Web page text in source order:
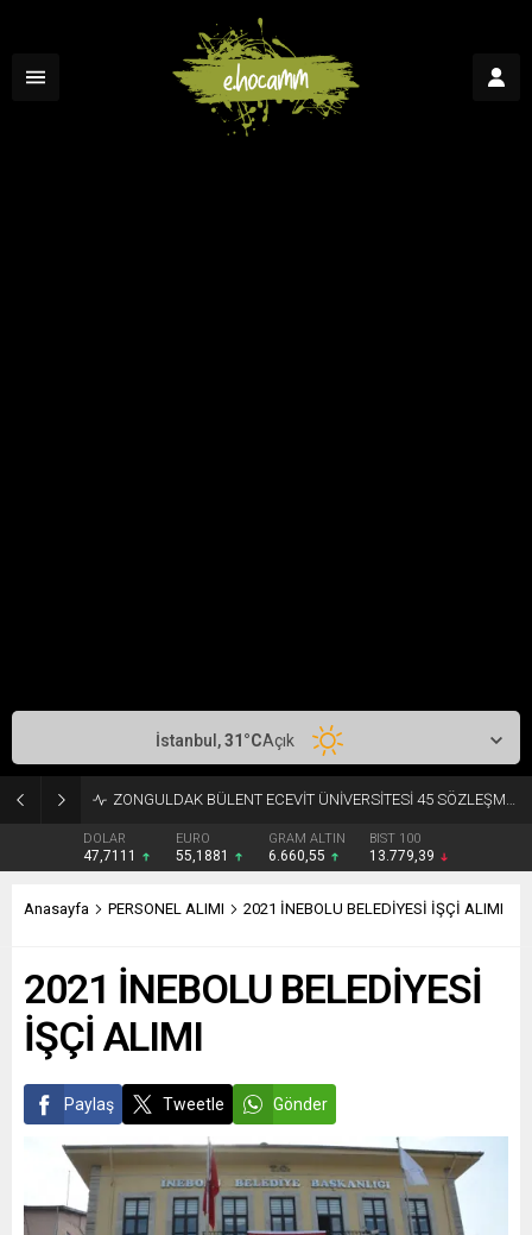
ZONGULDAK BÜLENT ECEVİT ÜNİVERSİTESİ 45 SÖZLEŞMELİ PERSONEL ALACAK
DOLAR
47,7111
EURO
55,1881
GRAM ALTIN
6.660,55
BIST 100
13.779,39
İstanbul,31°CAçık
Anasayfa PERSONEL ALIMI 2021 İNEBOLU BELEDİYESİ İŞÇİ ALIMI
2021 İNEBOLU BELEDİYESİ
İŞÇİ ALIMI
Paylaş Tweetle Gönder